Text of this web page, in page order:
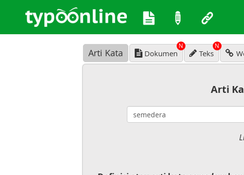
Arti Kata Dokumen
N
Teks
N
Arti